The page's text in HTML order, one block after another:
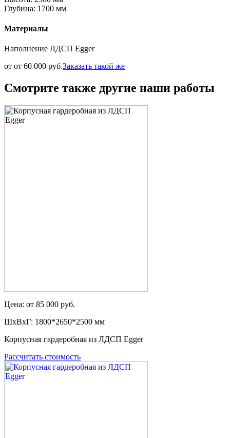
Глубина: 1700 мм
Материалы
Наполнение ЛДСП Egger
от от 60 000 руб.Заказать такой же
Смотрите также другие наши работы
Цена: от 85 000 руб.
ШxВxГ: 1800*2650*2500 мм
Корпусная гардеробная из ЛДСП Egger
Рассчитать стоимость